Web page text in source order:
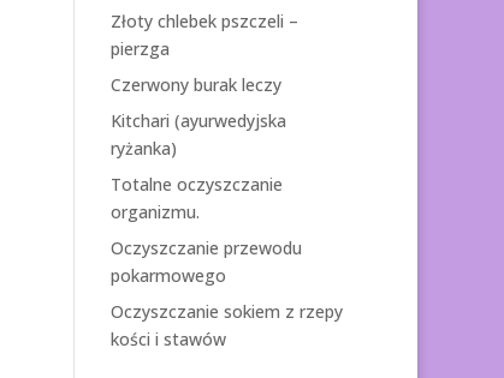
Złoty chlebek pszczeli –
pierzga
Czerwony burak leczy
Kitchari (ayurwedyjska
ryżanka)
Totalne oczyszczanie
organizmu.
Oczyszczanie przewodu
pokarmowego
Oczyszczanie sokiem z rzepy
kości i stawów